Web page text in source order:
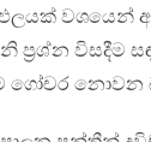
වශයෙන්
ප්‍රශ්න විසදීම
ගෝචර නොවන